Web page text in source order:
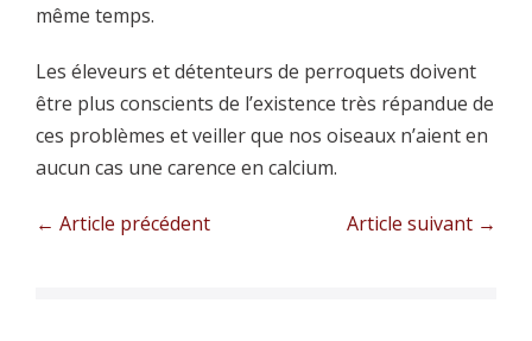
même temps.
Les éleveurs et détenteurs de perroquets doivent
être plus conscients de l’existence très répandue de
ces problèmes et veiller que nos oiseaux n’aient en
aucun cas une carence en calcium.
Navigation
← Article précédent Article suivant →